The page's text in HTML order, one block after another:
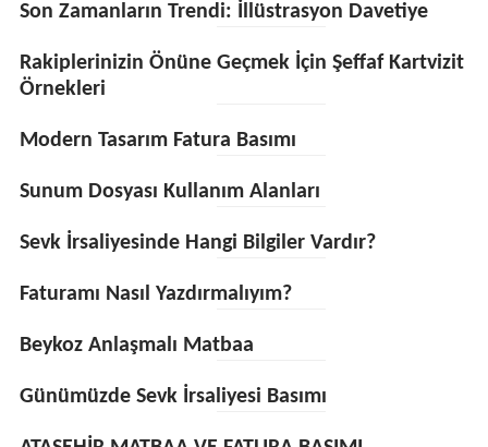
Son Zamanların Trendi: İllüstrasyon Davetiye
Rakiplerinizin Önüne Geçmek İçin Şeffaf Kartvizit
Örnekleri
Modern Tasarım Fatura Basımı
Sunum Dosyası Kullanım Alanları
Sevk İrsaliyesinde Hangi Bilgiler Vardır?
Faturamı Nasıl Yazdırmalıyım?
Beykoz Anlaşmalı Matbaa
Günümüzde Sevk İrsaliyesi Basımı